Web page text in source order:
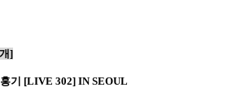
]
기 [LIVE 302] IN SEOUL